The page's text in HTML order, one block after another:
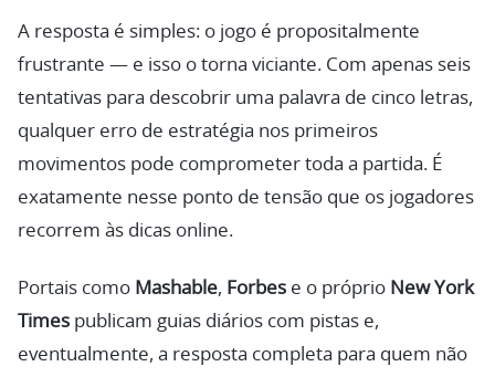
A resposta é simples: o jogo é propositalmente
frustrante — e isso o torna viciante. Com apenas seis
tentativas para descobrir uma palavra de cinco letras,
qualquer erro de estratégia nos primeiros
movimentos pode comprometer toda a partida. É
exatamente nesse ponto de tensão que os jogadores
recorrem às dicas online.
Portais como Mashable, Forbes e o próprio New York
Times publicam guias diários com pistas e,
eventualmente, a resposta completa para quem não